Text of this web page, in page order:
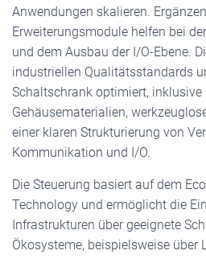
Anwendungen skalieren.
Erweiterungsmodule helfen bei
und dem Ausbau der I/O-Ebene.
industriellen Qualitätsstandards
Schaltschrank optimiert, inklusive
Gehäusematerialien,
einer klaren Strukturierung von
Kommunikation und I/O.
Die Steuerung basiert auf dem
Technology und ermöglicht die
Infrastrukturen über geeignete
Ökosysteme, beispielsweise über